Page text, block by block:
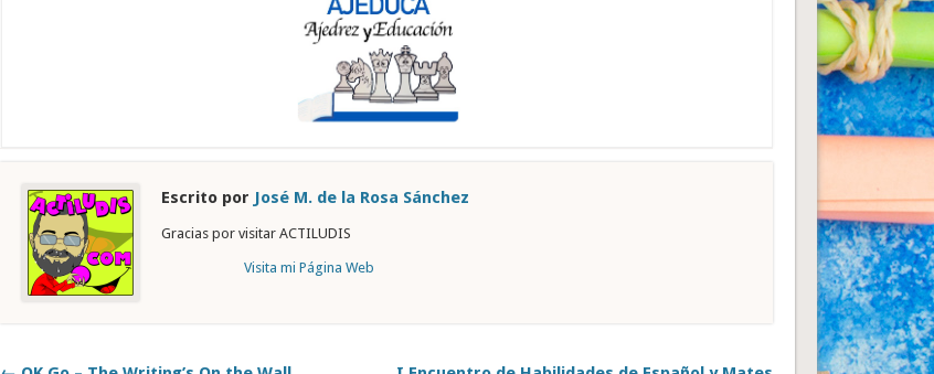
Escrito por José M. de la Rosa Sánchez
Gracias por visitar ACTILUDIS
Visita mi Página Web